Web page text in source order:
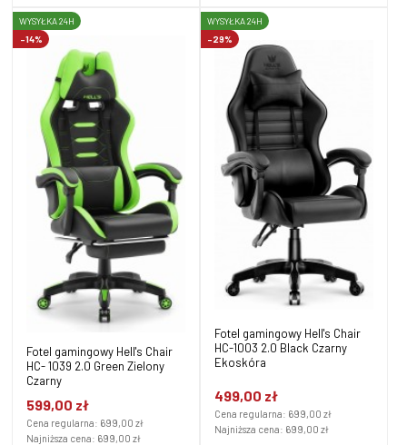
Fotel gamingowy Hell's Chair
HC- 1039 2.0 Green Zielony
Czarny
599,00 zł
Cena regularna: 699,00 zł
Najniższa cena: 699,00 zł
-14%
WYSYŁKA 24H
Fotel gamingowy Hell's Chair
HC-1003 2.0 Black Czarny
Ekoskóra
499,00 zł
Cena regularna: 699,00 zł
Najniższa cena: 699,00 zł
-29%
WYSYŁKA 24H